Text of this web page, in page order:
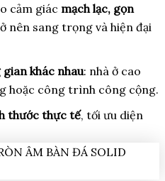
cảm giác mạch lạc, gọn
nên sang trọng và hiện đại
khác nhau: nhà ở cao
hoặc công trình công cộng.
thước thực tế, tối ưu diện